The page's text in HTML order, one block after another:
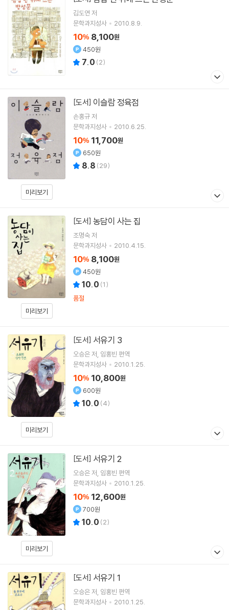
김도연 저
문학과지성사
2010.8.9.
10% 8,100원
450원
7.0 (2)
미리보기
[도서] 이슬람 정육점
손홍규저
문학과지성사
2010.6.25.
10% 11,700원
650원
8.8 (29)
미리보기
[도서] 농담이 사는 집
조명숙저
문학과지성사
2010.4.15.
10% 8,100원
450원
10.0 (1)
품절
미리보기
[도서] 서유기 3
오승은저 임홍빈 편역
문학과지성사
2010.1.25.
10% 10,800원
600원
10.0 (4)
미리보기
[도서] 서유기 2
오승은저 임홍빈 편역
문학과지성사
2010.1.25.
10% 12,600원
700원
10.0 (2)
[도서] 서유기 1
오승은저 임홍빈 편역
문학과지성사
2010.1.25.